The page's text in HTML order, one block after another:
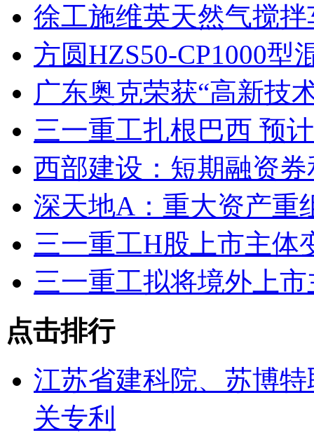
徐工施维英天然气搅
方圆HZS50-CP1000
广东奥克荣获“高新技
三一重工扎根巴西 预
西部建设：短期融资
深天地A：重大资产重
三一重工H股上市主体
三一重工拟将境外上
点击排行
江苏省建科院、苏博
关专利